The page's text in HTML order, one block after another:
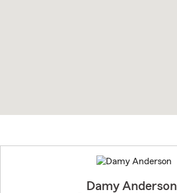
to
before
Damy Anderson